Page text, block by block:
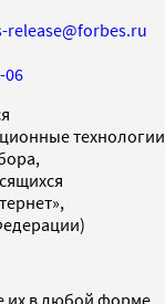
release@forbes.ru
06
технологии
их в любой форме,